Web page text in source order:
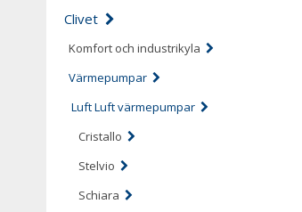
Clivet
Komfort och industrikyla
Värmepumpar
Luft Luft värmepumpar
Cristallo
Stelvio
Schiara